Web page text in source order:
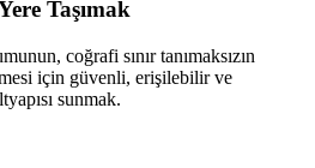
Taşımak
coğrafi sınır tanımaksızın
için güvenli, erişilebilir ve
sunmak.